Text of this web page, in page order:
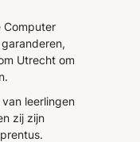
Computer
Utrecht om
leerlingen
zij zijn